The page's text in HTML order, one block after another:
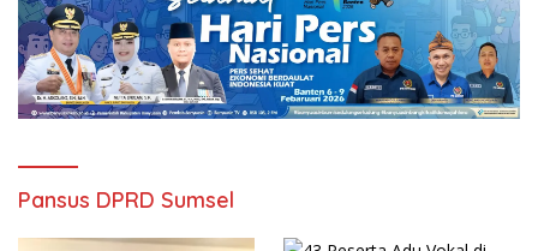
Pansus DPRD Sumsel